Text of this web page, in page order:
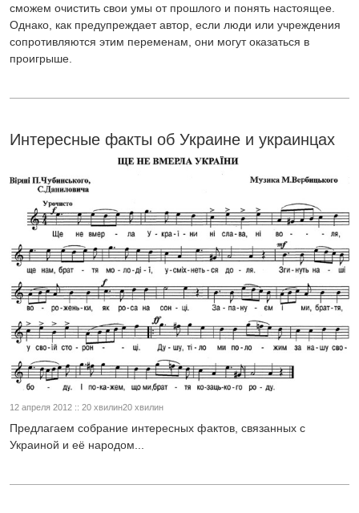
сможем очистить свои умы от прошлого и понять настоящее.
Однако, как предупреждает автор, если люди или учреждения
сопротивляются этим переменам, они могут оказаться в
проигрыше.
Интересные факты об Украине и украинцах
12 апреля 2012 :: 20 хвилин20 хвилин
Предлагаем собрание интересных фактов, связанных с
Украиной и её народом...